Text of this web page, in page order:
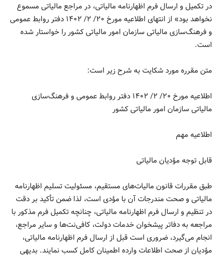
در تکمیل و ارسال فرم اظهارنامه مالیاتی، در مراجع مالیاتی مسموع
نخواهد بود» از انتهای اطلاعیه مورخ ۲۰/ ۲/ ۱۴۰۲ دفتر روابط عمومی
و فرهنگ‌سازی مالیاتی سازمان امور مالیاتی کشور را خواستار شده
است.
متن مقرره مورد شکایت به شرح زیر است:
اطلاعیه مورخ ۲۰/ ۲/ ۱۴۰۲ دفتر روابط عمومی و فرهنگ‌سازی
مالیاتی سازمان امور مالیاتی کشور
اطلاعیه مهم
قابل توجه مؤدیان مالیاتی
طبق مقررات قانون مالیات‌های مستقیم، مسئولیت تسلیم اظهارنامه
مالیاتی و صحت مندرجات آن با مؤدی است، لذا ضمن تأکید بر دقت
در تنظیم و ارسال فرم اظهارنامه مالیاتی، چنانچه تکمیل فرم مذکور با
مراجعه به دفاتر پیشخوان خدمات دولت، کافی‌نت‌ها و سایر مراجع،
انجام می‌گیرد، ضروری است قبل از ارسال فرم اظهارنامه مالیاتی،
مؤدیان از صحت اطلاعات وارده اطمینان کامل کسب نمایند. بدیهی